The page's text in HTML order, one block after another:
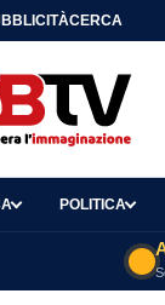
CERCA
POLITICA